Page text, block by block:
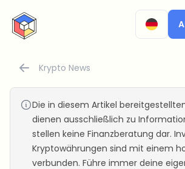
CryptoTicker
Krypto News
Die in diesem Artikel
dienen ausschließlich zu
stellen keine Finanzberatung dar.
Kryptowährungen sind mit einem
verbunden. Führe immer deine